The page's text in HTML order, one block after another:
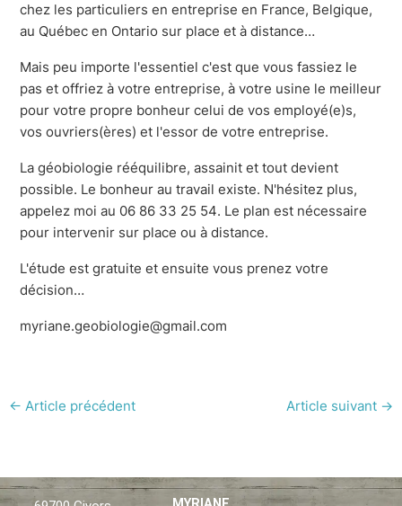
chez les particuliers en entreprise en France, Belgique,
au Québec en Ontario sur place et à distance…
Mais peu importe l'essentiel c'est que vous fassiez le
pas et offriez à votre entreprise, à votre usine le meilleur
pour votre propre bonheur celui de vos employé(e)s,
vos ouvriers(ères) et l'essor de votre entreprise.
La géobiologie rééquilibre, assainit et tout devient
possible. Le bonheur au travail existe. N'hésitez plus,
appelez moi au 06 86 33 25 54. Le plan est nécessaire
pour intervenir sur place ou à distance.
L'étude est gratuite et ensuite vous prenez votre
décision…
myriane.geobiologie@gmail.com
← Article précédent Article suivant →